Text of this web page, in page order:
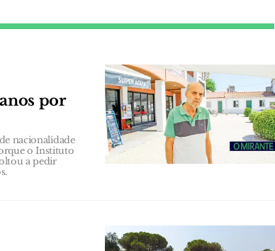
por
nacionalidade
o Instituto
a pedir